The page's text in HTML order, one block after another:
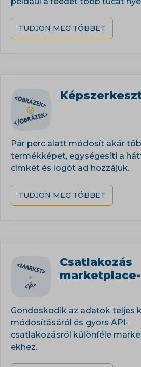
TUDJON MEG TÖBBET
Pár perc alatt módosít akár
termékképet, egységesíti a
címkét és logót ad hozzájuk.
TUDJON MEG TÖBBET
Csatlakozás
Gondoskodik az adatok teljes
módosításáról és gyors API-
csatlakozásról különféle
ekhez.